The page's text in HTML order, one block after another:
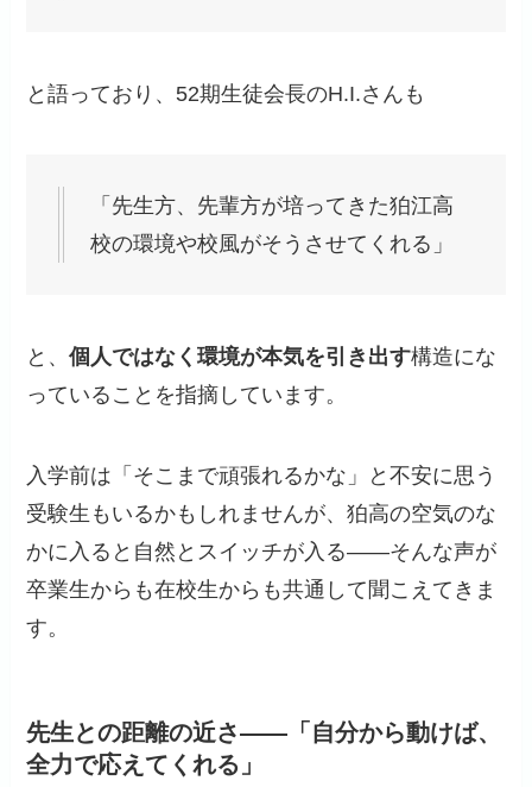
と語っており、52期生徒会長のH.I.さんも
「先生方、先輩方が培ってきた狛江高
校の環境や校風がそうさせてくれる」
と、個人ではなく環境が本気を引き出す構造にな
っていることを指摘しています。
入学前は「そこまで頑張れるかな」と不安に思う
受験生もいるかもしれませんが、狛高の空気のな
かに入ると自然とスイッチが入る——そんな声が
卒業生からも在校生からも共通して聞こえてきま
す。
先生との距離の近さ——「自分から動けば、
全力で応えてくれる」